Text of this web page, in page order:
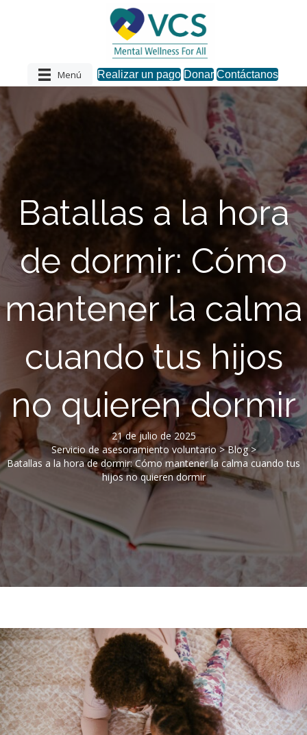
Realizar un pago Donar Contáctanos
Menú
Batallas a la hora
de dormir: Cómo
mantener la calma
cuando tus hijos
no quieren dormir
21 de julio de 2025
Servicio de asesoramiento voluntario >Blog>
Batallas a la hora de dormir: Cómo mantener la calma cuando tus
hijos no quieren dormir